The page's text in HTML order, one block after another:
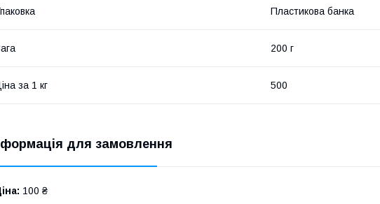
Пластикова банка
200 г
за 1 кг 500
для замовлення
100 ₴